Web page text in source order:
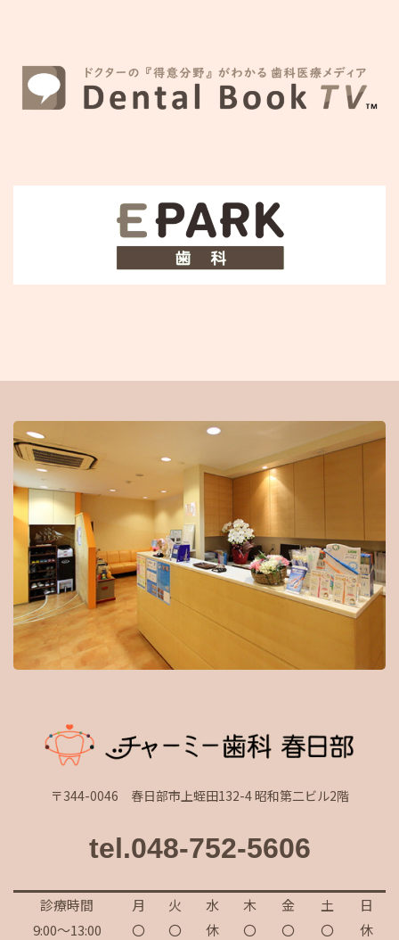
〒344-0046 春日部市上蛭田132-4 昭和第二ビル2階
tel.048-752-5606
診療時間 月 火 水 木 金 土
日
9:00～13:00
〇 〇 休 〇 〇 〇
休